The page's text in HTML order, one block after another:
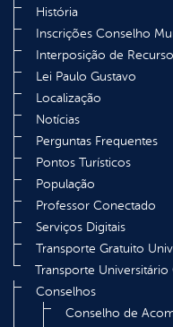
História
Inscrições Conselho
Interposição de
Lei Paulo Gustavo
Localização
Notícias
Perguntas Frequentes
Pontos Turísticos
População
Professor Conectado
Serviços Digitais
Transporte Gratuito
Transporte Universitário
Conselhos
Conselho de